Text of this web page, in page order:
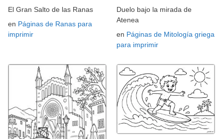
El Gran Salto de las Ranas
en Páginas de Ranas para
imprimir
Duelo bajo la mirada de
Atenea
en Páginas de Mitología griega
para imprimir